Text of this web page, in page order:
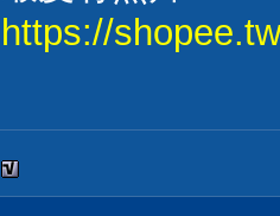
https://